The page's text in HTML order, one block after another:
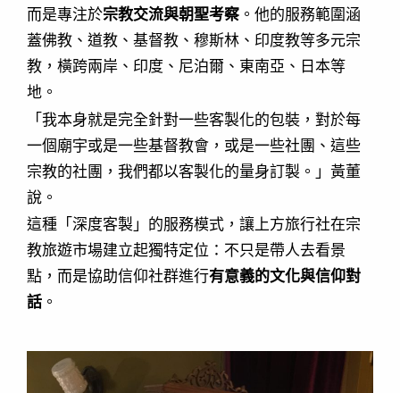
而是專注於宗教交流與朝聖考察 。他的服務範圍涵
蓋佛教、道教、基督教、穆斯林、印度教等多元宗
教，橫跨兩岸、印度、尼泊爾、東南亞、日本等
地。
「我本身就是完全針對一些客製化的包裝，對於每
一個廟宇或是一些基督教會，或是一些社團、這些
宗教的社團，我們都以客製化的量身訂製。」黃董
說。
這種「深度客製」的服務模式，讓上方旅行社在宗
教旅遊市場建立起獨特定位：不只是帶人去看景
點，而是協助信仰社群進行有意義的文化與信仰對
話 。